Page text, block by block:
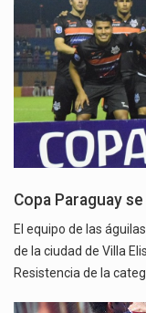
Copa Paraguay
El equipo de las
de la ciudad de Villa
Resistencia de la